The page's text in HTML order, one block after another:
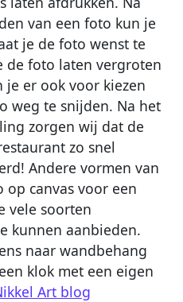
van een foto kun je
je de foto wenst te
de foto laten vergroten
er ook voor kiezen
weg te snijden. Na het
zorgen wij dat de
zo snel
Andere vormen van
canvas voor een
vele soorten
kunnen aanbieden.
naar wandbehang
klok met een eigen
Art blog